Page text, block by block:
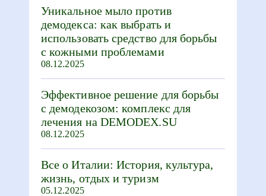
Уникальное мыло против
демодекса: как выбрать и
использовать средство для борьбы
с кожными проблемами
08.12.2025
Эффективное решение для борьбы
с демодекозом: комплекс для
лечения на DEMODEX.SU
08.12.2025
Все о Италии: История, культура,
жизнь, отдых и туризм
05.12.2025